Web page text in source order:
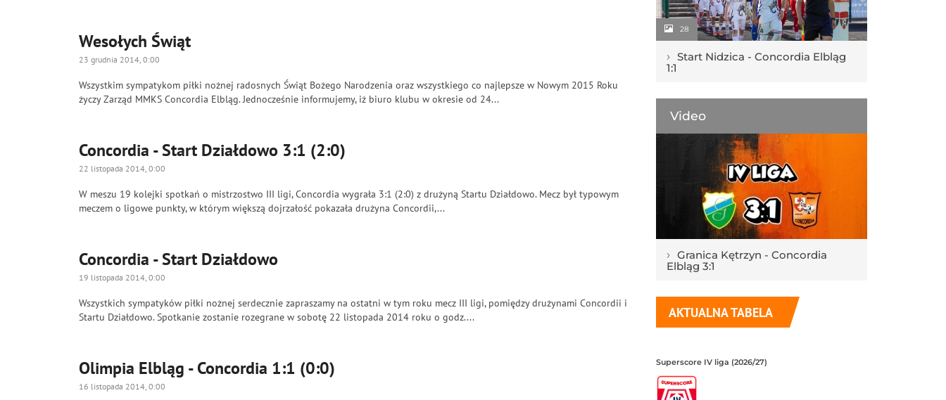
Wesołych Świąt
23 grudnia 2014, 0:00
Wszystkim sympatykom piłki nożnej radosnych Świąt Bożego Narodzenia oraz wszystkiego co najlepsze w Nowym 2015 Roku
życzy Zarząd MMKS Concordia Elbląg. Jednocześnie informujemy, iż biuro klubu w okresie od 24...
Concordia - Start Działdowo 3:1 (2:0)
22 listopada 2014, 0:00
W meszu 19 kolejki spotkań o mistrzostwo III ligi, Concordia wygrała 3:1 (2:0) z drużyną Startu Działdowo. Mecz był typowym
meczem o ligowe punkty, w którym większą dojrzałość pokazała drużyna Concordii,...
Concordia - Start Działdowo
19 listopada 2014, 0:00
Wszystkich sympatyków piłki nożnej serdecznie zapraszamy na ostatni w tym roku mecz III ligi, pomiędzy drużynami Concordii i
Startu Działdowo. Spotkanie zostanie rozegrane w sobotę 22 listopada 2014 roku o godz....
Olimpia Elbląg - Concordia 1:1 (0:0)
16 listopada 2014, 0:00
28
› Start Nidzica - Concordia Elbląg
1:1
Video
› Granica Kętrzyn - Concordia
Elbląg 3:1
AKTUALNA TABELA
Superscore IV liga (2026/27)